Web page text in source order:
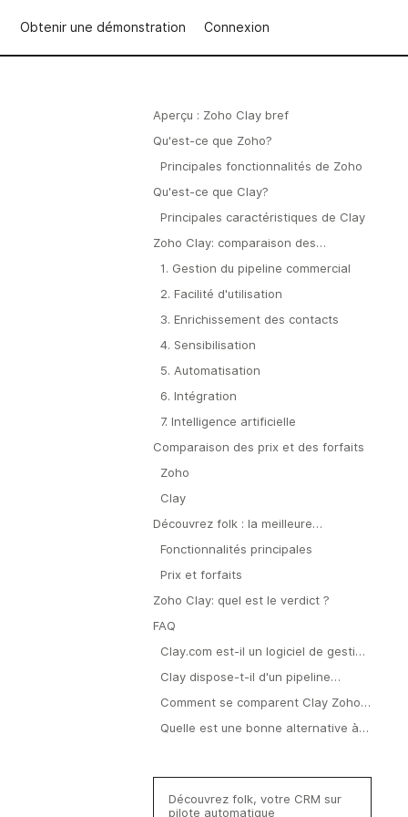
Obtenir une démonstration Connexion
Aperçu : Zoho Clay bref
Qu'est-ce que Zoho?
Principales fonctionnalités de Zoho
Qu'est-ce que Clay?
Principales caractéristiques de Clay
Zoho Clay: comparaison des
1. Gestion du pipeline commercial
2. Facilité d'utilisation
3. Enrichissement des contacts
4. Sensibilisation
5. Automatisation
6. Intégration
7. Intelligence artificielle
Comparaison des prix et des forfaits
Zoho
Clay
Découvrez folk : la meilleure
Fonctionnalités principales
Prix et forfaits
Zoho Clay: quel est le verdict ?
FAQ
Clay.com est-il un logiciel de gestion
Clay dispose-t-il d'un pipeline
Comment se comparent Clay Zoho
Quelle est une bonne alternative à
Découvrez folk, votre CRM sur
pilote automatique